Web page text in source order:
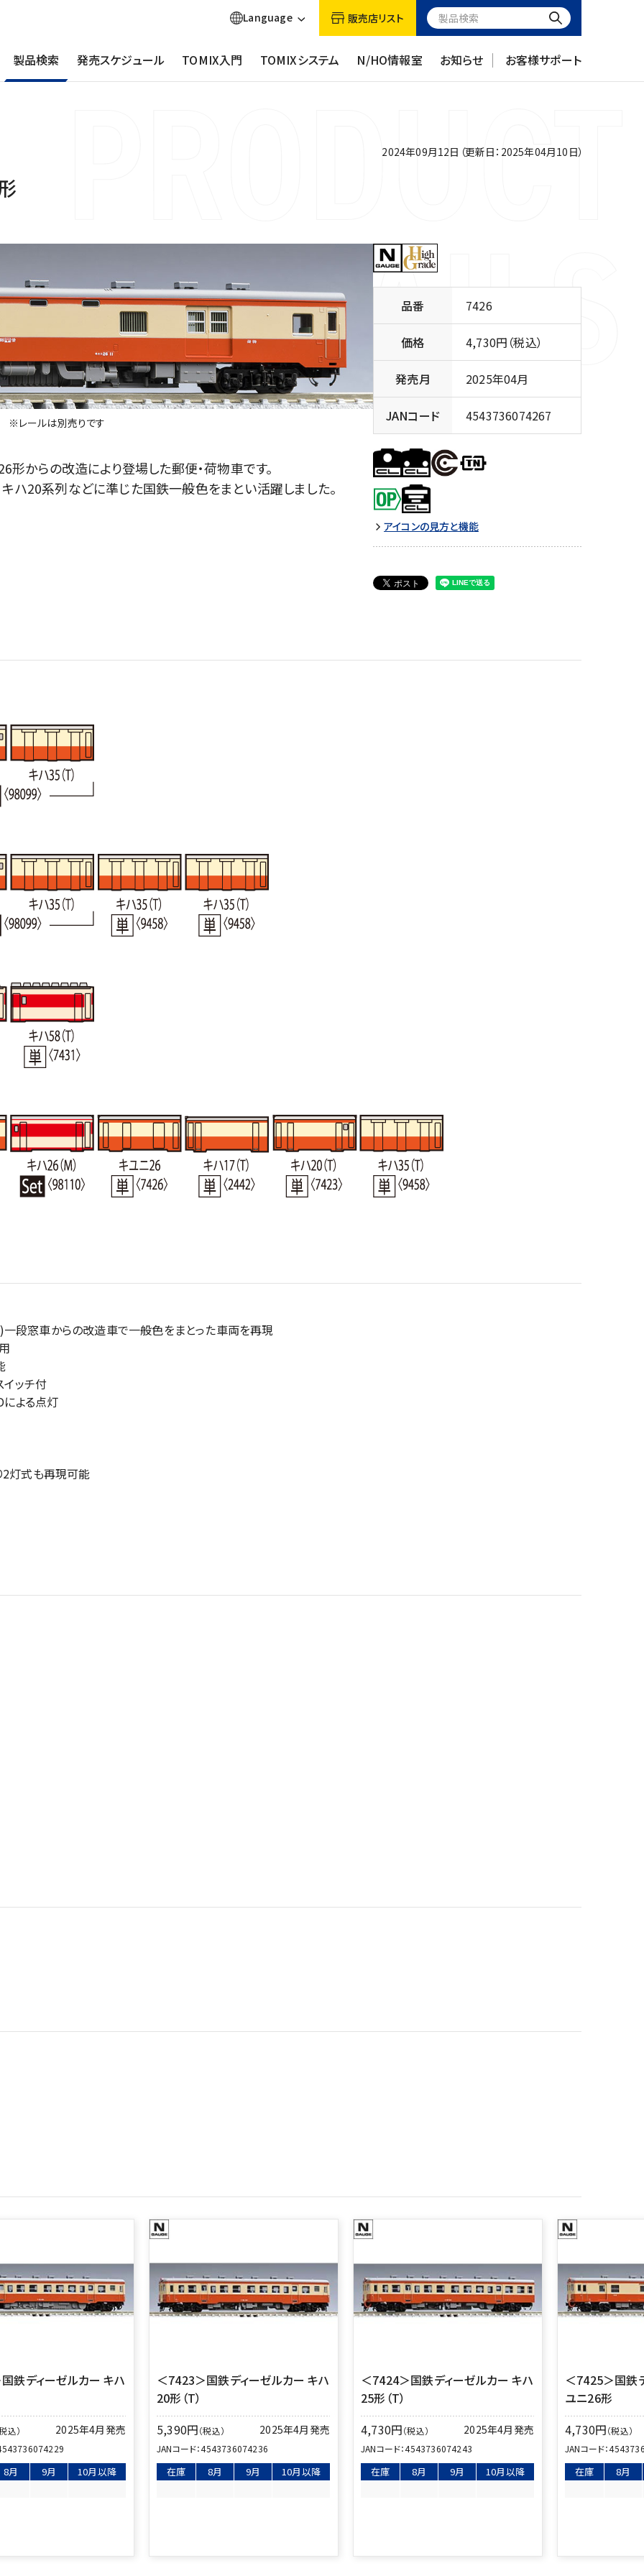
製品検索 発売スケジュール TOMIX入門 TOMIXシステム N/HO情報室 お知らせ お客様サポート
Language 販売店リスト
2024年09月12日（更新日：2025年04月10日）
※レールは別売りです
からの改造により登場した郵便・荷物車です。
ハ20系列などに準じた国鉄一般色をまとい活躍しました。
品番 7426
価格 4,730円（税込）
発売月 2025年04月
JANコード 4543736074267
アイコンの見方と機能
段窓車からの改造車で一般色をまとった車両を再現
ッチ付
による点灯
2灯式も再現可能
鉄ディーゼルカー キハ
込） 2025年4月発売
8月 9月 10月以降
＜7423＞国鉄ディーゼルカー キハ
20形（T）
5,390円（税込） 2025年4月発売
JANコード：4543736074236
在庫 8月 9月 10月以降
＜7424＞国鉄ディーゼルカー キハ
25形（T）
4,730円（税込） 2025年4月発売
JANコード：4543736074243
在庫 8月 9月 10月以降
＜7425＞国鉄
ユニ26形
4,730円（税込）
JANコード：
在庫 8月